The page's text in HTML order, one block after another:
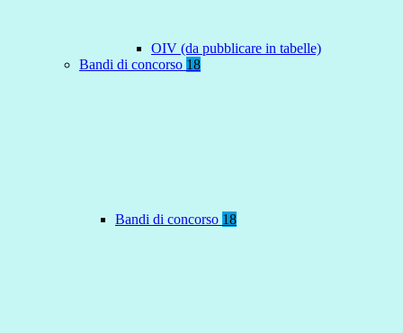
OIV (da pubblicare in tabelle)
Bandi di concorso 18
Bandi di concorso 18